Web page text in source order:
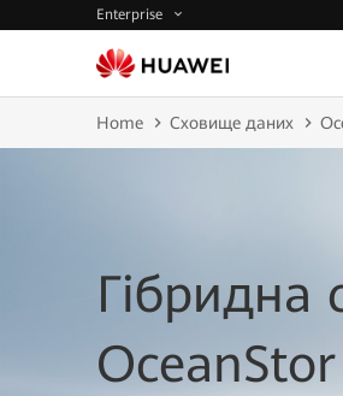
Enterprise
Home Сховище даних
Гібридна
OceanStor